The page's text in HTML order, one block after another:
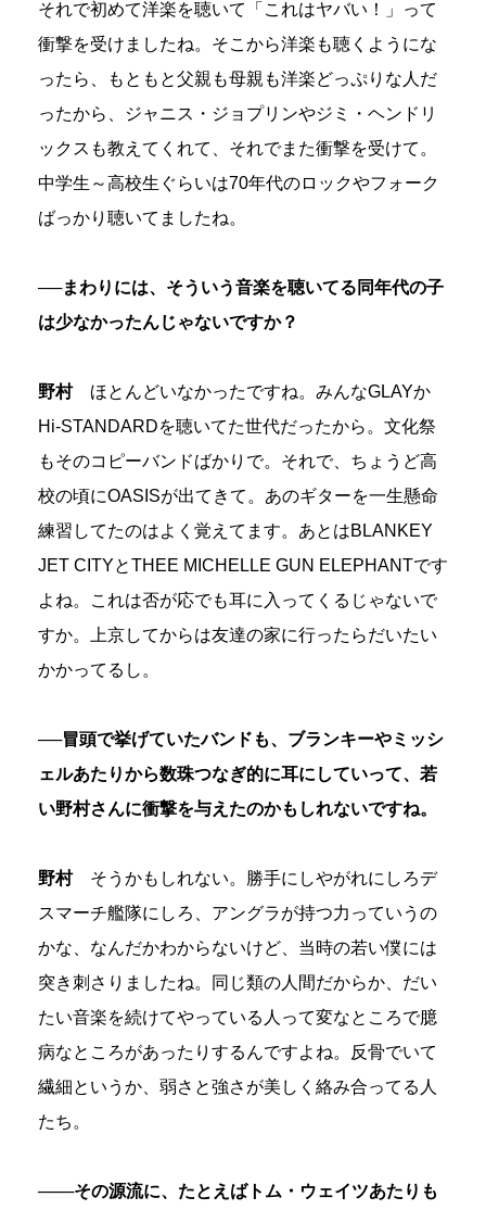
それで初めて洋楽を聴いて「これはヤバい！」って
衝撃を受けましたね。そこから洋楽も聴くようにな
ったら、もともと父親も母親も洋楽どっぷりな人だ
ったから、ジャニス・ジョプリンやジミ・ヘンドリ
ックスも教えてくれて、それでまた衝撃を受けて。
中学生～高校生ぐらいは70年代のロックやフォーク
ばっかり聴いてましたね。
──まわりには、そういう音楽を聴いてる同年代の子
は少なかったんじゃないですか？
野村ほとんどいなかったですね。みんなGLAYか
Hi-STANDARDを聴いてた世代だったから。文化祭
もそのコピーバンドばかりで。それで、ちょうど高
校の頃にOASISが出てきて。あのギターを一生懸命
練習してたのはよく覚えてます。あとはBLANKEY
JET CITYとTHEE MICHELLE GUN ELEPHANTです
よね。これは否が応でも耳に入ってくるじゃないで
すか。上京してからは友達の家に行ったらだいたい
かかってるし。
──冒頭で挙げていたバンドも、ブランキーやミッシ
ェルあたりから数珠つなぎ的に耳にしていって、若
い野村さんに衝撃を与えたのかもしれないですね。
野村そうかもしれない。勝手にしやがれにしろデ
スマーチ艦隊にしろ、アングラが持つ力っていうの
かな、なんだかわからないけど、当時の若い僕には
突き刺さりましたね。同じ類の人間だからか、だい
たい音楽を続けてやっている人って変なところで臆
病なところがあったりするんですよね。反骨でいて
繊細というか、弱さと強さが美しく絡み合ってる人
たち。
───その源流に、たとえばトム・ウェイツあたりも